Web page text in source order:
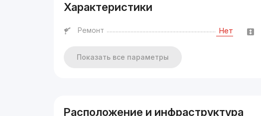
Характеристики
Ремонт Нет
Показать все параметры
Расположение и инфраструктура